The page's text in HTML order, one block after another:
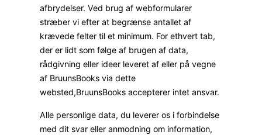
afbrydelser. Ved brug af webformularer
stræber vi efter at begrænse antallet af
krævede felter til et minimum. For ethvert tab,
der er lidt som følge af brugen af ​​data,
rådgivning eller ideer leveret af eller på vegne
af BruunsBooks via dette
websted,BruunsBooks accepterer intet ansvar.
Alle personlige data, du leverer os i forbindelse
med dit svar eller anmodning om information,